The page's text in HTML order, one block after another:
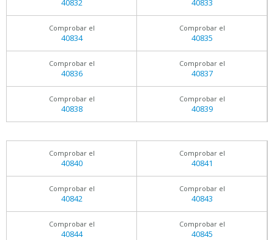
40832 40833
Comprobar el
40834
Comprobar el
40835
Comprobar el
40836
Comprobar el
40837
Comprobar el
40838
Comprobar el
40839
Comprobar el
40840
Comprobar el
40841
Comprobar el
40842
Comprobar el
40843
Comprobar el
40844
Comprobar el
40845